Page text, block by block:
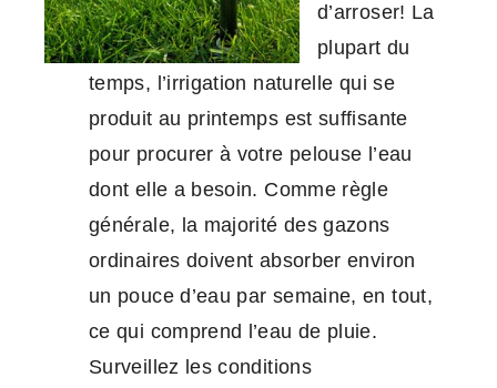
d’arroser! La
plupart du
temps, l’irrigation naturelle qui se
produit au printemps est suffisante
pour procurer à votre pelouse l’eau
dont elle a besoin. Comme règle
générale, la majorité des gazons
ordinaires doivent absorber environ
un pouce d’eau par semaine, en tout,
ce qui comprend l’eau de pluie.
Surveillez les conditions